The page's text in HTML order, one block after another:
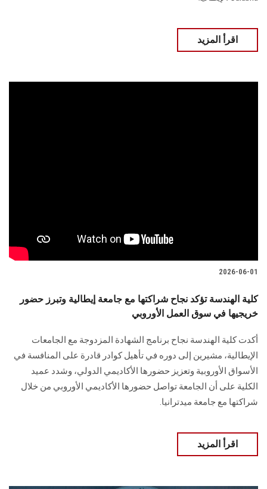
اقرأ المزيد
2026-06-01
كلية الهندسة تؤكد نجاح شراكتها مع جامعة إيطالية وتبرز حضور
خريجيها في سوق العمل الأوروبي
أكدت كلية الهندسة نجاح برنامج الشهادة المزدوجة مع الجامعات
الإيطالية، مشيرين إلى دوره في تأهيل كوادر قادرة على المنافسة في
الأسواق الأوروبية وتعزيز حضورها الأكاديمي الدولي، وشدد عميد
الكلية على أن الجامعة تواصل حضورها الأكاديمي الأوروبي من خلال
شراكتها مع جامعة ميدترانيا.
اقرأ المزيد